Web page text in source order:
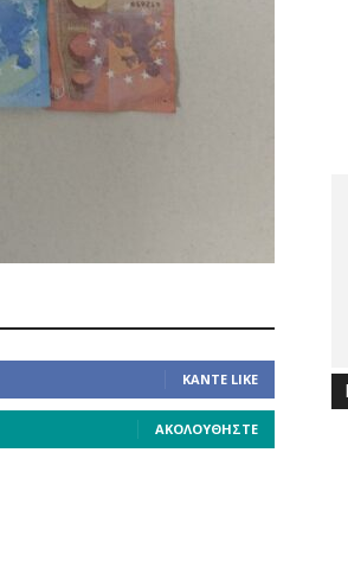
ΚΆΝΤΕ LIKE
ΑΚΟΛΟΥΘΉΣΤΕ